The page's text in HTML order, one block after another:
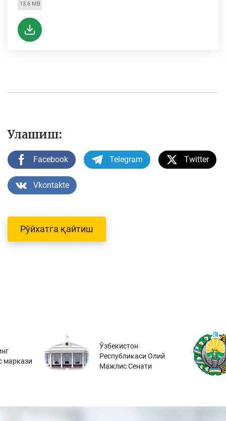
13.6 MB
Улашиш:
Facebook Telegram Twitter
Vkontakte
Рўйхатга қайтиш
маркази
Ўзбекистон
Республикаси Олий
Мажлис Сенати